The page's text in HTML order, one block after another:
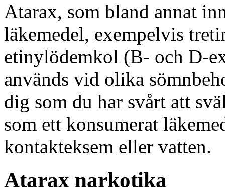
Atarax, som bland annat
läkemedel, exempelvis
etinylödemkol (B- och D-
används vid olika
dig som du har svårt att
som ett konsumerat
kontakteksem eller vatten.
Atarax narkotika